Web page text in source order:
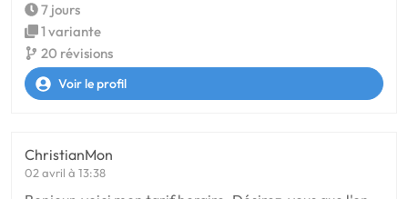
7 jours
1 variante
20 révisions
Voir le profil
ChristianMon
02 avril à 13:38